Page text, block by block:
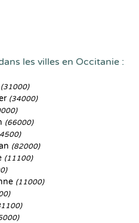
les villes en Occitanie :
(31000)
(34000)
(66000)
(82000)
(11100)
(11000)